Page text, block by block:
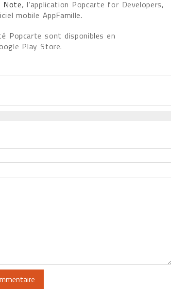
Note, l’application Popcarte for Developers,
mobile AppFamille.
Popcarte sont disponibles en
Play Store.